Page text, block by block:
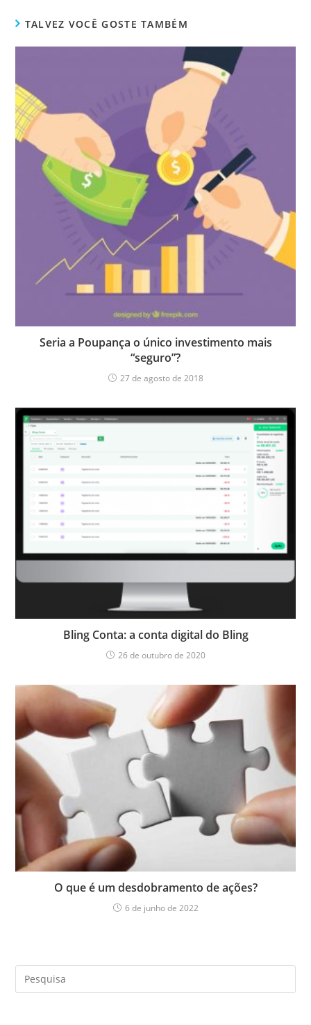
TALVEZ VOCÊ GOSTE TAMBÉM
Seria a Poupança o único investimento mais
“seguro”?
27 de agosto de 2018
Bling Conta: a conta digital do Bling
26 de outubro de 2020
O que é um desdobramento de ações?
6 de junho de 2022